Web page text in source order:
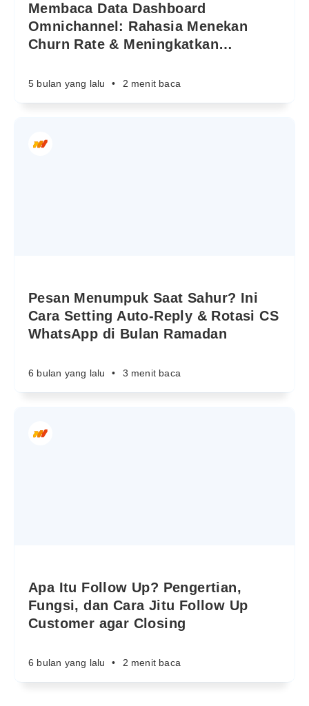
Membaca Data Dashboard
Omnichannel: Rahasia Menekan
Churn Rate & Meningkatkan…
5 bulan yang lalu • 2 menit baca
Pesan Menumpuk Saat Sahur? Ini
Cara Setting Auto-Reply & Rotasi CS
WhatsApp di Bulan Ramadan
6 bulan yang lalu • 3 menit baca
Apa Itu Follow Up? Pengertian,
Fungsi, dan Cara Jitu Follow Up
Customer agar Closing
6 bulan yang lalu • 2 menit baca